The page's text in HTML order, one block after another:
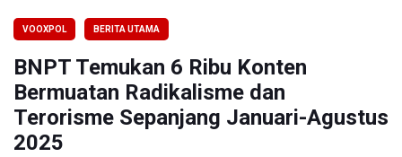
Kuasa Hukum Klaim 995 Airsoft Gun di Sekolah
Menperin Sebut Insentif Kendaraan Listrik untuk Produk
VOOXPOL BERITA UTAMA
BNPT Temukan 6 Ribu Konten
Bermuatan Radikalisme dan
Terorisme Sepanjang Januari-Agustus
2025